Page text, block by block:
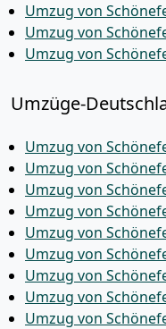
Umzug von
Umzug von
Umzug von
Umzüge-
Umzug von
Umzug von
Umzug von
Umzug von
Umzug von
Umzug von
Umzug von
Umzug von
Umzug von